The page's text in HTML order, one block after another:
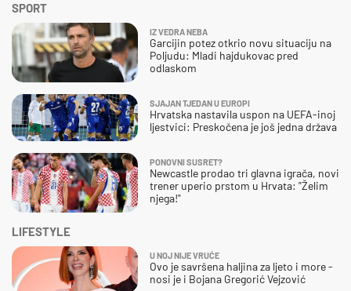
SPORT
IZ VEDRA NEBA
Garcijin potez otkrio novu situaciju na
Poljudu: Mladi hajdukovac pred
odlaskom
SJAJAN TJEDAN U EUROPI
Hrvatska nastavila uspon na UEFA-inoj
ljestvici: Preskočena je još jedna država
PONOVNI SUSRET?
Newcastle prodao tri glavna igrača, novi
trener uperio prstom u Hrvata: "Želim
njega!"
LIFESTYLE
U NOJ NIJE VRUĆE
Ovo je savršena haljina za ljeto i more -
nosi je i Bojana Gregorić Vejzović